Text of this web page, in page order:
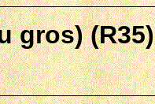
gros) (R35)